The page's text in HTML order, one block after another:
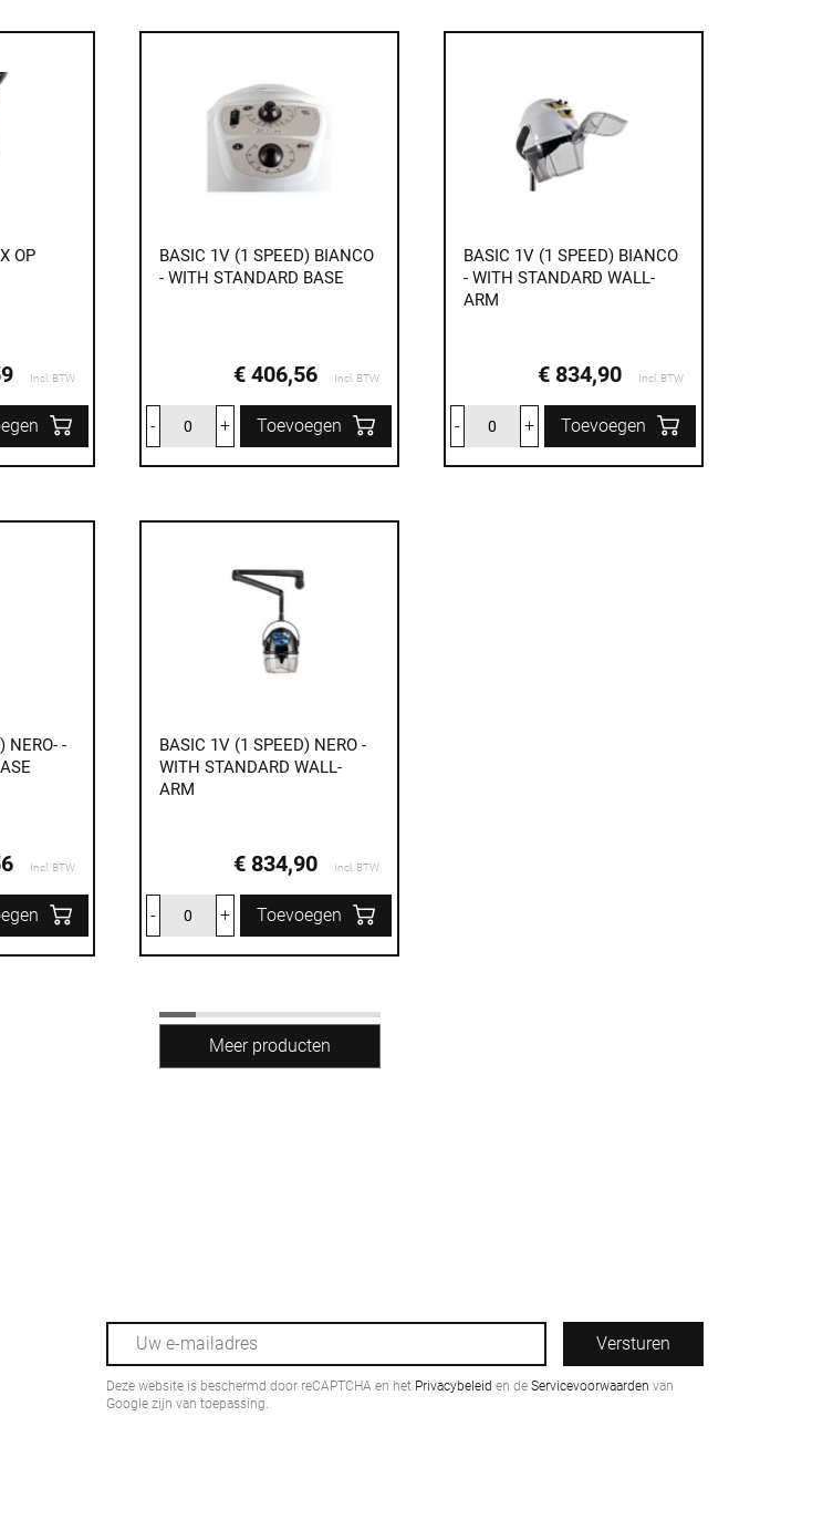
OP
Incl. BTW
BASIC 1V (1 SPEED) BIANCO
- WITH STANDARD BASE
€ 406,56 Incl. BTW
- + Toevoegen
BASIC 1V (1 SPEED) BIANCO
- WITH STANDARD WALL-
ARM
€ 834,90 Incl. BTW
- + Toevoegen
NERO- -
Incl. BTW
BASIC 1V (1 SPEED) NERO -
WITH STANDARD WALL-
ARM
€ 834,90 Incl. BTW
- + Toevoegen
Versturen
Deze website is beschermd door reCAPTCHA en het Privacybeleid en de Servicevoorwaarden van
Google zijn van toepassing.